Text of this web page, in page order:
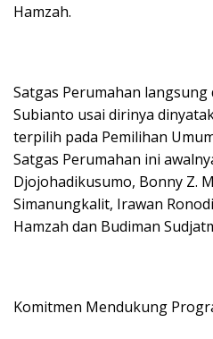
Hamzah.
Satgas Perumahan
Subianto usai dirinya
terpilih pada Pemilihan
Satgas Perumahan ini
Djojohadikusumo, Bonny Z.
Simanungkalit, Irawan
Hamzah dan Budiman
Komitmen Mendukung